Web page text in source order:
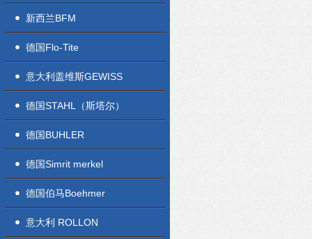
新西兰BFM
德国Flo-Tite
意大利盖维斯GEWISS
德国STAHL（斯塔尔）
德国BUHLER
德国Simrit merkel
德国伯马Boehmer
意大利 ROLLON